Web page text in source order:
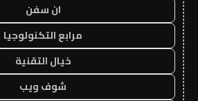
ان سفن
مرابع التكنولوجيا
خيال التقنية
شوف ويب